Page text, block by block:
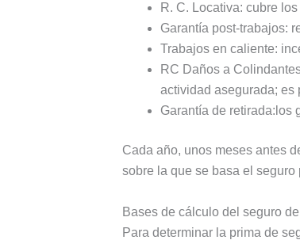
R. C. Locativa: cubre
Garantía post-trabajos:
Trabajos en caliente:
RC Daños a
actividad asegurada; es
Garantía de retirada:los
Cada año, unos meses antes
sobre la que se basa el
Bases de cálculo del seguro
Para determinar la prima de